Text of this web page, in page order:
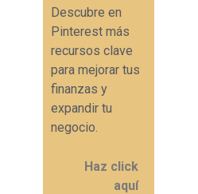
Descubre en
Pinterest más
recursos clave
para mejorar tus
finanzas y
expandir tu
negocio.
Haz click
aquí